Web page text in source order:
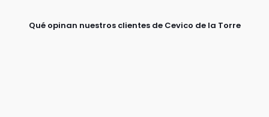
Qué opinan nuestros clientes de Cevico de la Torre